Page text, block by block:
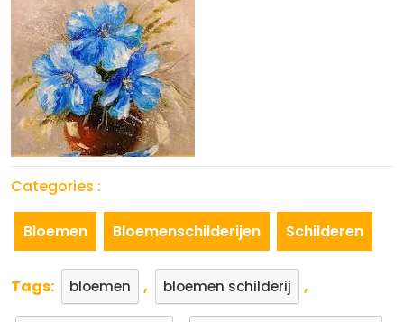
Categories :
Bloemen Bloemenschilderijen Schilderen
Tags: bloemen , bloemen schilderij ,